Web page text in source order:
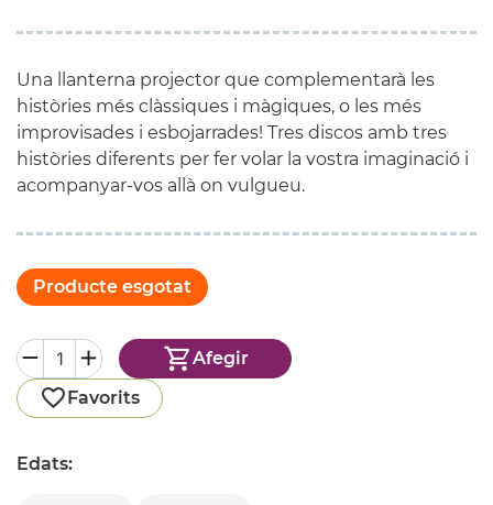
Una llanterna projector que complementarà les
històries més clàssiques i màgiques, o les més
improvisades i esbojarrades! Tres discos amb tres
històries diferents per fer volar la vostra imaginació i
acompanyar-vos allà on vulgueu.
Producte esgotat
Afegir
Favorits
Edats: